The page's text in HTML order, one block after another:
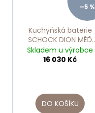
–5 %
Kuchyňská baterie
SCHOCK DION MĚĎ
Brushed 510000
Skladem u výrobce
16 030 Kč
DO KOŠÍKU